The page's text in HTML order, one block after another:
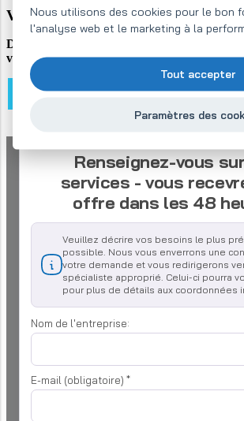
Vente en ligne des appareils de
Dans notre e-shop, vous trouverez
vous avez besoin
ACHETER DES GAUSSMÈTRES
Renseignez-vous
services - vous
offre dans les 48
Veuillez décrire vos besoins le plus
possible. Nous vous enverrons une
votre demande et vous redirigerons
spécialiste approprié. Celui-ci pourra
pour plus de détails aux coordonnées
Nom de l'entreprise:
E-mail (obligatoire) *
Nous utilisons des cookies pour le bon
l'analyse web et le marketing à la
Tout accepter
Paramètres des